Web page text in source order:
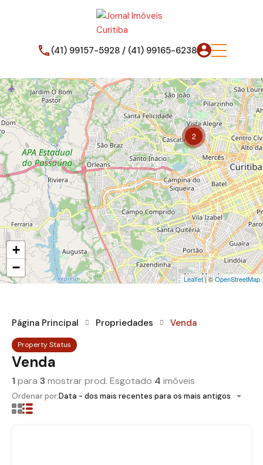
(41) 99157-5928 / (41) 99165-6238
2
+
−
Leaflet| ©OpenStreetMap
Página Principal Propriedades Venda
Property Status
Venda
1para 3mostrar prod. Esgotado 4 imóveis
Ordenar por:Data - dos mais recentes para os mais antigos